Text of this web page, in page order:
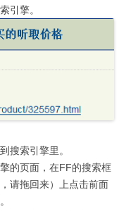
引擎。
搜索引擎里。
的页面，在FF的搜索框
请拖回来）上点击前面